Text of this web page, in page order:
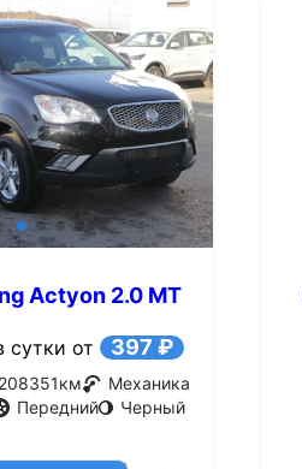
Actyon 2.0 MT
сутки от 397 ₽
208351км
Механика
Передний Черный